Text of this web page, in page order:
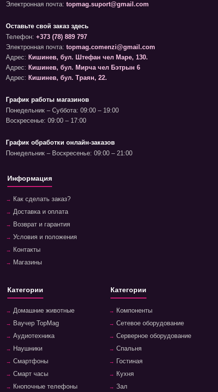
Электронная почта: topmag.suport@gmail.com
Оставьте свой заказ здесь
Телефон: +373 (78) 889 797
Электронная почта: topmag.comenzi@gmail.com
Адрес: Кишинев, бул. Штефан чел Маре, 130.
Адрес: Кишинев, бул. Мирча чел Бэтрын 6
Адрес: Кишинев, бул. Траян, 22.
График работы магазинов
Понедельник – Суббота: 09:00 – 19:00
Воскресенье: 09:00 – 17:00
График обработки онлайн-заказов
Понедельник – Воскресенье: 09:00 – 21:00
Информация
Как сделать заказ?
Доставка и оплата
Возврат и гарантия
Условия и положения
Контакты
Магазины
Категории
Домашние животные
Ваучер TopMag
Аудиотехника
Наушники
Смартфоны
Смарт часы
Кнопочные телефоны
Категории
Компоненты
Сетевое оборудование
Серверное оборудование
Спальня
Гостиная
Кухня
Зал